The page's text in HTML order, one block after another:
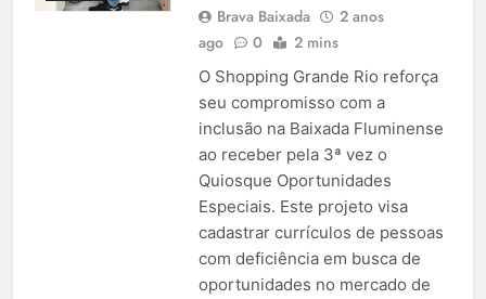
Brava Baixada
2 anos
ago
0 2 mins
O Shopping Grande Rio reforça
seu compromisso com a
inclusão na Baixada Fluminense
ao receber pela 3ª vez o
Quiosque Oportunidades
Especiais. Este projeto visa
cadastrar currículos de pessoas
com deficiência em busca de
oportunidades no mercado de